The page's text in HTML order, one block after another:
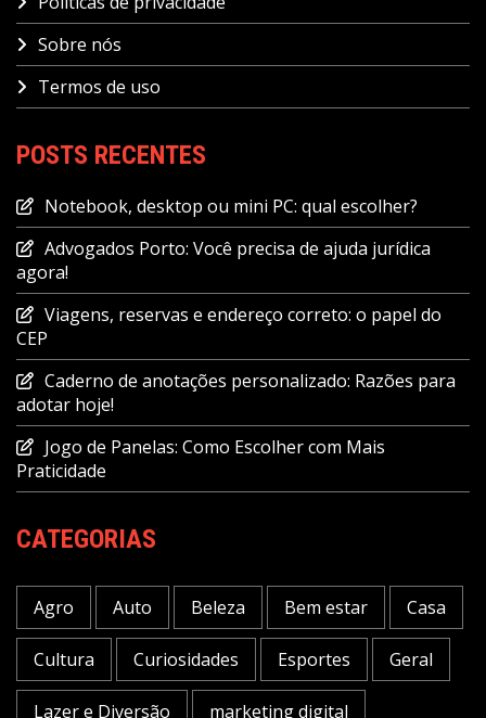
Sobre nós
Termos de uso
POSTS RECENTES
Notebook, desktop ou mini PC: qual escolher?
Advogados Porto: Você precisa de ajuda jurídica
agora!
Viagens, reservas e endereço correto: o papel do
CEP
Caderno de anotações personalizado: Razões para
adotar hoje!
Jogo de Panelas: Como Escolher com Mais
Praticidade
CATEGORIAS
Agro Auto Beleza Bem estar Casa
Cultura Curiosidades Esportes Geral
Lazer e Diversão marketing digital